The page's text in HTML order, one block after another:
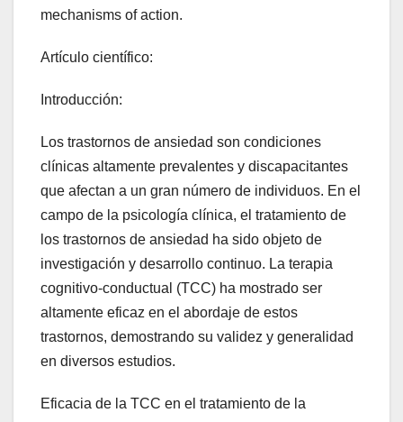
mechanisms of action.
Artículo científico:
Introducción:
Los trastornos de ansiedad son condiciones
clínicas altamente prevalentes y discapacitantes
que afectan a un gran número de individuos. En el
campo de la psicología clínica, el tratamiento de
los trastornos de ansiedad ha sido objeto de
investigación y desarrollo continuo. La terapia
cognitivo-conductual (TCC) ha mostrado ser
altamente eficaz en el abordaje de estos
trastornos, demostrando su validez y generalidad
en diversos estudios.
Eficacia de la TCC en el tratamiento de la